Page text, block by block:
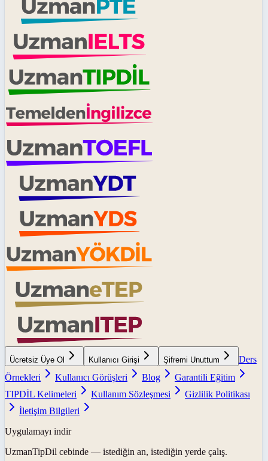
Ücretsiz Üye Ol Kullanıcı Girişi Şifremi Unuttum
Ders
Örnekleri
Kullanıcı Görüşleri Blog
Garantili Eğitim
TIPDİL Kelimeleri
Kullanım Sözleşmesi
Gizlilik Politikası
İletişim Bilgileri
Uygulamayı indir
UzmanTipDil cebinde — istediğin an, istediğin yerde çalış.